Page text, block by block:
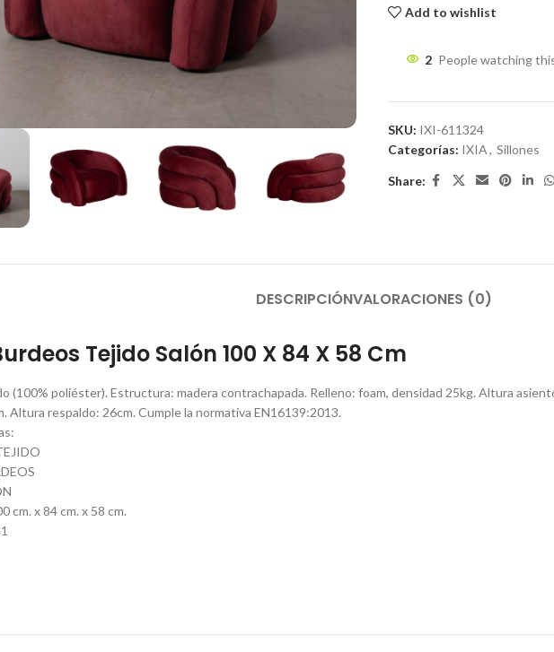
to enlarge
Add to wishlist
2 People watching
SKU: IXI-611324
Categorías: IXIA, Sillones
Share:
DESCRIPCIÓNVALORACIONES (0)
Tejido Salón 100 X 84 X 58 Cm
(100% poliéster). Estructura: madera contrachapada. Relleno: foam, densidad 25kg. Altura
Altura respaldo: 26cm. Cumple la normativa EN16139:2013.
cm. x 84 cm. x 58 cm.